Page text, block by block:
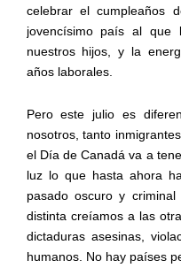
celebrar el cumpleaños
jovencísimo país al que
nuestros hijos, y la
años laborales.
Pero este julio es
nosotros, tanto
el Día de Canadá va a
luz lo que hasta ahora
pasado oscuro y
distinta creíamos a las
dictaduras asesinas,
humanos. No hay países